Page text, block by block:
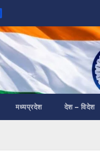
मध्यप्रदेश देश – विदेश